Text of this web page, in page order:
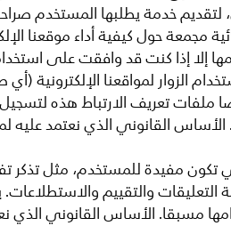
خدمة يطلبها المستخدم
مجمعة حول كيفية أداء موقعنا
إلا إذا كنت قد وافقت على
الزوار لمواقعنا الإلكترونية
ملفات تعريف الارتباط هذه
الأساس القانوني الذي نعتمد
تكون مفيدة للمستخدم، مثل تذكر
والتقييم
الأساس القانوني الذي